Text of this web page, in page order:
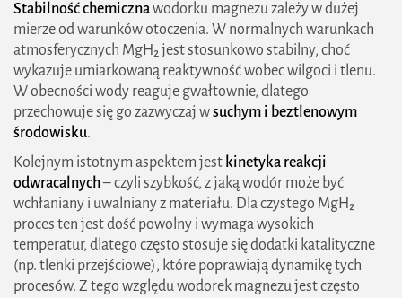
Stabilność chemicznawodorku magnezu zależy w dużej
mierze od warunków otoczenia. W normalnych warunkach
atmosferycznych MgH₂ jest stosunkowo stabilny, choć
wykazuje umiarkowaną reaktywność wobec wilgoci i tlenu.
W obecności wody reaguje gwałtownie, dlatego
przechowuje się go zazwyczaj wsuchym i beztlenowym
środowisku.
Kolejnym istotnym aspektem jest kinetyka reakcji
odwracalnych– czyli szybkość, z jaką wodór może być
wchłaniany i uwalniany z materiału. Dla czystego MgH₂
proces ten jest dość powolny i wymaga wysokich
temperatur, dlatego często stosuje się dodatki katalityczne
(np. tlenki przejściowe), które poprawiają dynamikę tych
procesów. Z tego względu wodorek magnezu jest często